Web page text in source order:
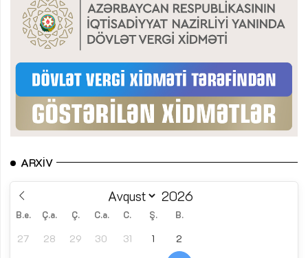
ARXIV
B.e. Ç.a. Ç. C.a. C. Ş. B.
27 28 29 30 31 1 2